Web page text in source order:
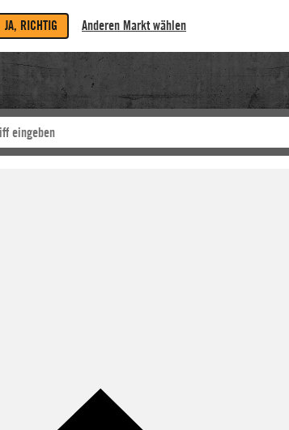
JA, RICHTIG Anderen Markt wählen